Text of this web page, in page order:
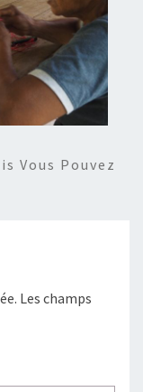
Vous Pouvez
Les champs